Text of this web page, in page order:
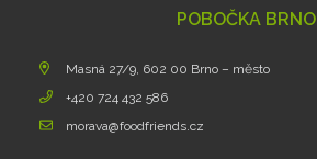
POBOČKA BRNO
Masná 27/9, 602 00 Brno – město
+420 724 432 586
morava@foodfriends.cz